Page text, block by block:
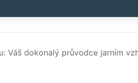
Váš dokonalý průvodce jarním